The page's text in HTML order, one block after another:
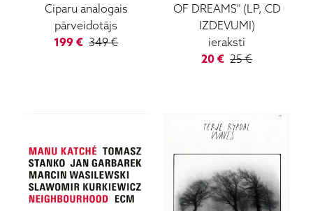
Ciparu analogais
pārveidotājs
199 € 349€
OF DREAMS" (LP, CD
IZDEVUMI)
ieraksti
20 € 25€